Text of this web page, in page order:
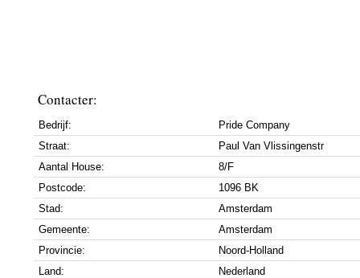
Contacter:
Bedrijf:
Pride Company
Straat:
Paul Van Vlissingenstr
Aantal House:
8/F
Postcode:
1096 BK
Stad:
Amsterdam
Gemeente:
Amsterdam
Provincie:
Noord-Holland
Land:
Nederland